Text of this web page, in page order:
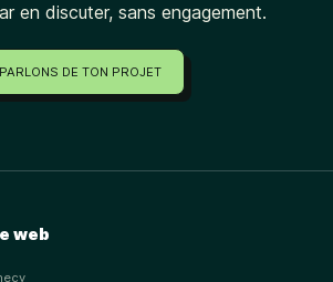
en discuter, sans engagement.
PARLONS DE TON PROJET
web